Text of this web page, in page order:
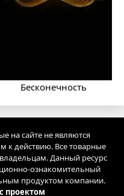
Бесконечность
на сайте не являются
к действию. Все товарные
Данный ресурс
ознакомительный
продуктом компании.
проектом